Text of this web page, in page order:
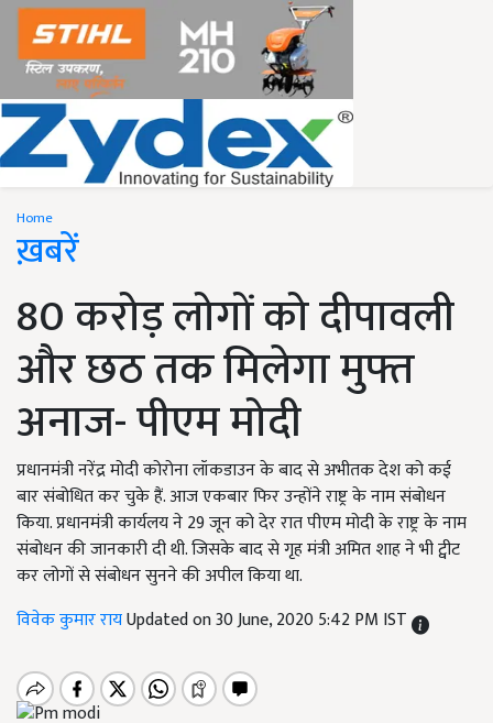
Home
ख़बरें
80 करोड़ लोगों को दीपावली
और छठ तक मिलेगा मुफ्त
अनाज- पीएम मोदी
प्रधानमंत्री नरेंद्र मोदी कोरोना लॉकडाउन के बाद से अभीतक देश को कई
बार संबोधित कर चुके हैं. आज एकबार फिर उन्होंने राष्ट्र के नाम संबोधन
किया. प्रधानमंत्री कार्यलय ने 29 जून को देर रात पीएम मोदी के राष्ट्र के नाम
संबोधन की जानकारी दी थी. जिसके बाद से गृह मंत्री अमित शाह ने भी ट्वीट
कर लोगों से संबोधन सुनने की अपील किया था.
विवेक कुमार रायUpdated on 30 June, 2020 5:42 PM IST